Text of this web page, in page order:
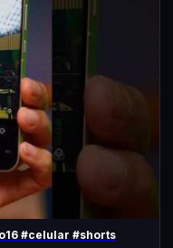
#celular #shorts